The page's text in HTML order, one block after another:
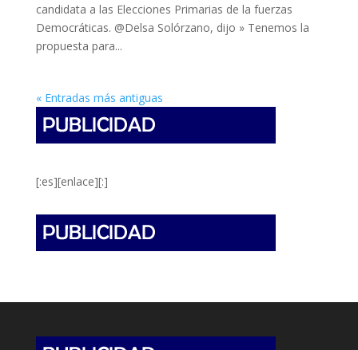
candidata a las Elecciones Primarias de la fuerzas
Democráticas. @Delsa Solórzano, dijo » Tenemos la
propuesta para...
« Entradas más antiguas
[:es][enlace][:]